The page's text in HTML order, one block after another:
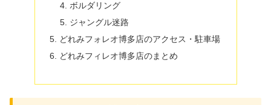
ボルダリング
ジャングル迷路
どれみフォレオ博多店のアクセス・駐車場
どれみフィレオ博多店のまとめ